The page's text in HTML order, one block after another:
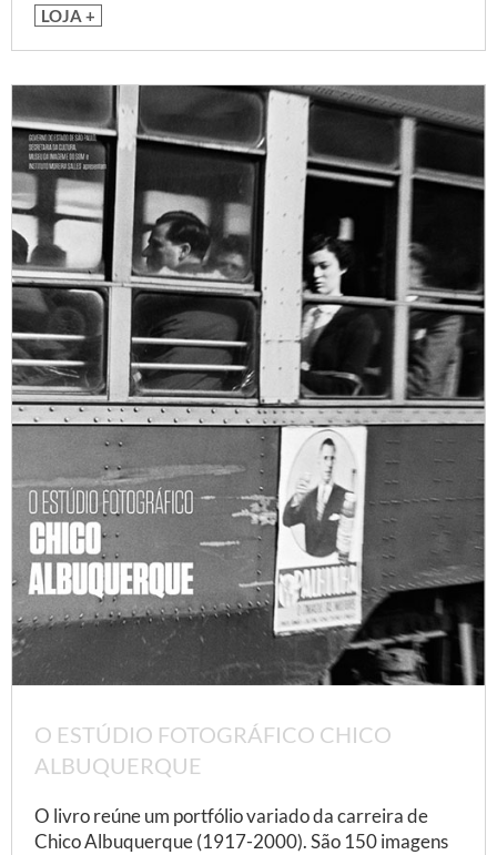
LOJA +
O ESTÚDIO FOTOGRÁFICO CHICO
ALBUQUERQUE
O livro reúne um portfólio variado da carreira de
Chico Albuquerque (1917-2000). São 150 imagens